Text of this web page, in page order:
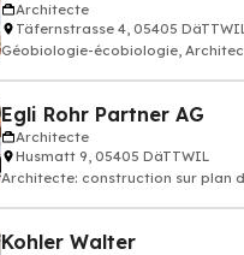
Architecte
Täfernstrasse 4, 05405
Géobiologie-écobiologie,
Egli Rohr Partner AG
Architecte
Husmatt 9, 05405 DäTTWIL
Architecte: construction sur plan
Kohler Walter